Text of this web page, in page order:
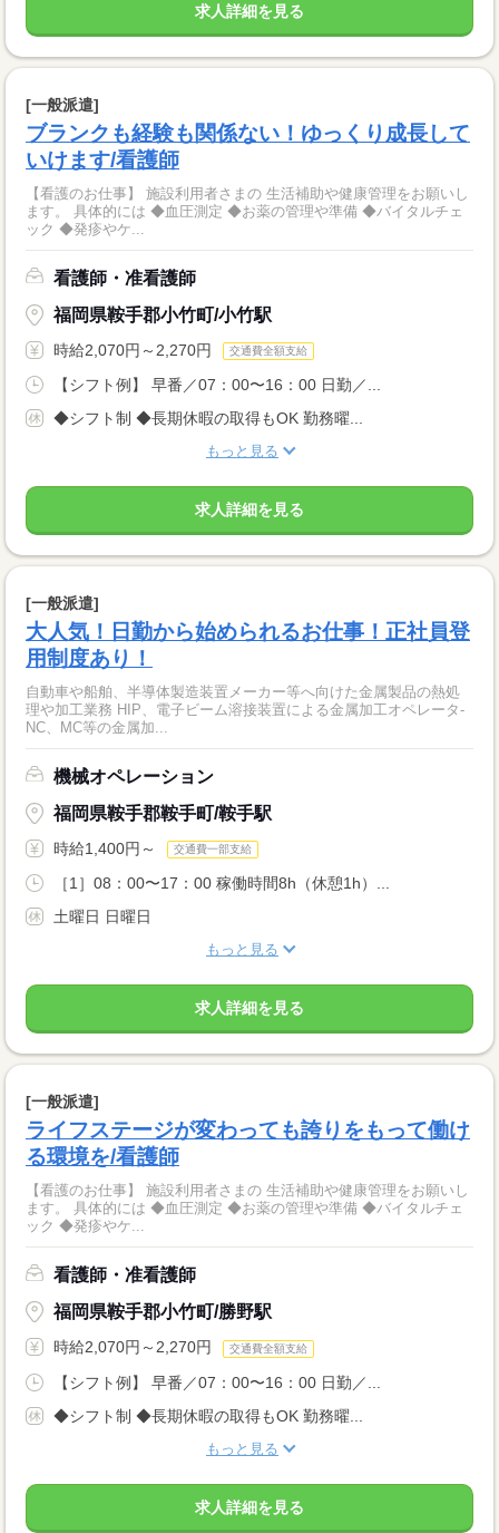
求人詳細を見る
[一般派遣]
ブランクも経験も関係ない！ゆっくり成長して
いけます/看護師
【看護のお仕事】 施設利用者さまの 生活補助や健康管理をお願いし
ます。 具体的には ◆血圧測定 ◆お薬の管理や準備 ◆バイタルチェ
ック ◆発疹やケ...
看護師・准看護師
福岡県鞍手郡小竹町/小竹駅
時給2,070円～2,270円 交通費全額支給
【シフト例】 早番／07：00〜16：00 日勤／...
◆シフト制 ◆長期休暇の取得もOK 勤務曜...
もっと見る
求人詳細を見る
[一般派遣]
大人気！日勤から始められるお仕事！正社員登
用制度あり！
自動車や船舶、半導体製造装置メーカー等へ向けた金属製品の熱処
理や加工業務 HIP、電子ビーム溶接装置による金属加工オペレータ‐
NC、MC等の金属加...
機械オペレーション
福岡県鞍手郡鞍手町/鞍手駅
時給1,400円～ 交通費一部支給
［1］08：00〜17：00 稼働時間8h（休憩1h）...
土曜日 日曜日
もっと見る
求人詳細を見る
[一般派遣]
ライフステージが変わっても誇りをもって働け
る環境を/看護師
【看護のお仕事】 施設利用者さまの 生活補助や健康管理をお願いし
ます。 具体的には ◆血圧測定 ◆お薬の管理や準備 ◆バイタルチェ
ック ◆発疹やケ...
看護師・准看護師
福岡県鞍手郡小竹町/勝野駅
時給2,070円～2,270円 交通費全額支給
【シフト例】 早番／07：00〜16：00 日勤／...
◆シフト制 ◆長期休暇の取得もOK 勤務曜...
もっと見る
求人詳細を見る